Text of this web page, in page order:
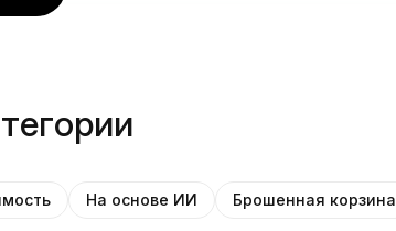
На основе ИИ Брошенная корзина